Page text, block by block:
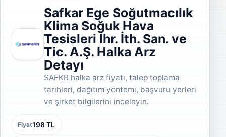
Safkar Ege Soğutmacılık
Klima Soğuk Hava
Tesisleri İhr. İth. San. ve
Tic. A.Ş. Halka Arz
Detayı
SAFKR halka arz fiyatı, talep toplama
tarihleri, dağıtım yöntemi, başvuru yerleri
ve şirket bilgilerini inceleyin.
Fiyat198 TL